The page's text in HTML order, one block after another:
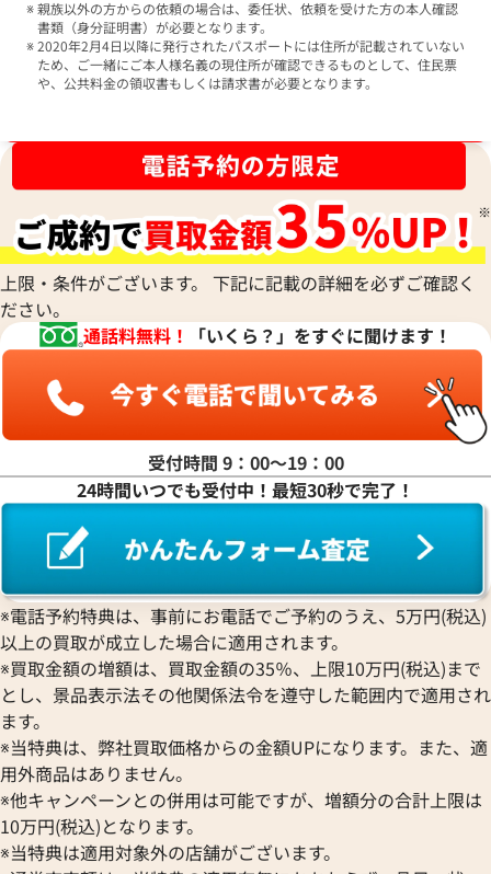
親族以外の方からの依頼の場合は、委任状、依頼を受けた方の本人確認
書類（身分証明書）が必要となります。
2020年2月4日以降に発行されたパスポートには住所が記載されていない
ため、ご一緒にご本人様名義の現住所が確認できるものとして、住民票
や、公共料金の領収書もしくは請求書が必要となります。
上限・条件がございます。 下記に記載の詳細を必ずご確認く
ださい。
通話料無料！
「いくら？」をすぐに聞けます！
受付時間 9：00〜19：00
24時間いつでも受付中！最短30秒で完了！
※電話予約特典は、事前にお電話でご予約のうえ、5万円(税込)
以上の買取が成立した場合に適用されます。
※買取金額の増額は、買取金額の35％、上限10万円(税込)まで
とし、景品表示法その他関係法令を遵守した範囲内で適用され
ます。
※当特典は、弊社買取価格からの金額UPになります。また、適
用外商品はありません。
※他キャンペーンとの併用は可能ですが、増額分の合計上限は
10万円(税込)となります。
※当特典は適用対象外の店舗がございます。